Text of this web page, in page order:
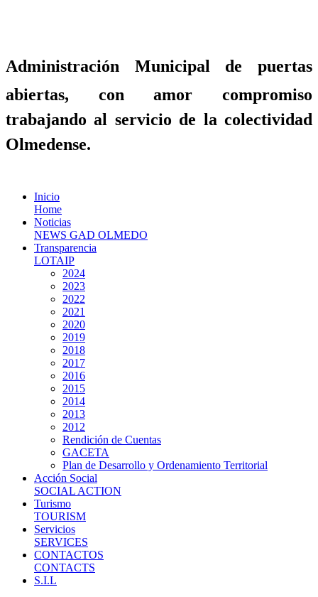
Administración Municipal de puertas
abiertas, con amor compromiso
trabajando al servicio de la colectividad
Olmedense.
Inicio
Home
Noticias
NEWS GAD OLMEDO
Transparencia
LOTAIP
2024
2023
2022
2021
2020
2019
2018
2017
2016
2015
2014
2013
2012
Rendición de Cuentas
GACETA
Plan de Desarrollo y Ordenamiento Territorial
Acción Social
SOCIAL ACTION
Turismo
TOURISM
Servicios
SERVICES
CONTACTOS
CONTACTS
S.I.L